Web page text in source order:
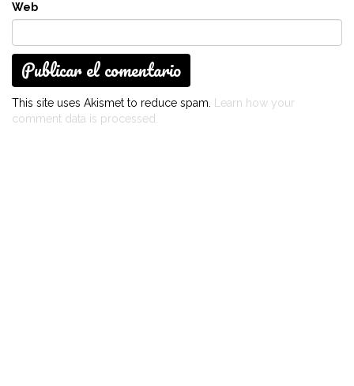
Web
This site uses Akismet to reduce spam. Learn how your
comment data is processed.